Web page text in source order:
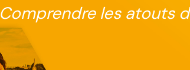
Comprendre les atouts